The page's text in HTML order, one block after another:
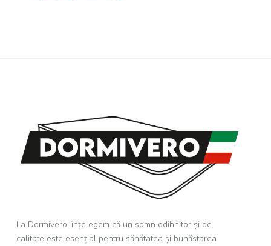
La Dormivero, înțelegem că un somn odihnitor și de
calitate este esențial pentru sănătatea și bunăstarea